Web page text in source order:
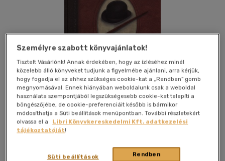
Kívánságlistához adom
Személyre szabott könyvajánlatok!
Tisztelt Vásárlónk! Annak érdekében, hogy az ízléséhez minél
közelebb álló könyveket tudjunk a figyelmébe ajánlani, arra kérjük,
hogy fogadja el az ehhez szükséges cookie-kat a „Rendben” gomb
megnyomásával. Ennek hiányában weboldalunk csak a weboldal
használata szempontjából legszükségesebb cookie-kat telepíti a
böngészőjébe, de cookie-preferenciáit később is bármikor
módosíthatja a Süti beállítások menüpontban. További részletekért
olvassa el a
Libri Könyvkereskedelmi Kft. adatkezelési
tájékoztatóját!
Rendben
Süti beállítások